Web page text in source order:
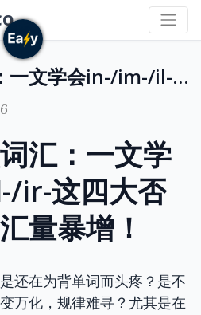
四六级高频词汇：一文学会in-/im-/il-/ir-这四大否定前缀，词汇量暴增！
汇：一文学
ir-这四大否
量暴增！
还在为背单词而头疼？是不
万化，规律难寻？尤其是在